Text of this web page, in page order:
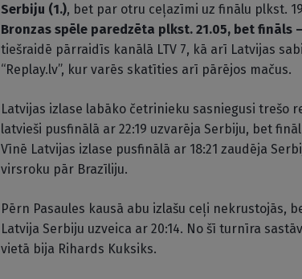
Serbiju (1.), bet par otru ceļazīmi uz finālu plkst.
Bronzas spēle paredzēta plkst. 21.05, bet fināls
tiešraidē pārraidīs kanālā LTV 7, kā arī Latvijas
“Replay.lv”, kur varēs skatīties arī pārējos mačus.
Latvijas izlase labāko četrinieku sasniegusi trešo
latvieši pusfinālā ar 22:19 uzvarēja Serbiju, bet
Vīnē Latvijas izlase pusfinālā ar 18:21 zaudēja
virsroku pār Brazīliju.
Pērn Pasaules kausā abu izlašu ceļi nekrustojās,
Latvija Serbiju uzveica ar 20:14. No šī turnīra
vietā bija Rihards Kuksiks.